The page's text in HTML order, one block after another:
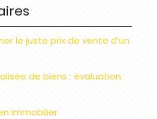
le juste prix de vente d’un
de biens : évaluation
immobilier